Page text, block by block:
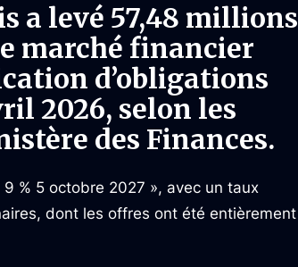
a levé 57,48 millions
marché financier
d’obligations
2026, selon les
des Finances.
% 5 octobre 2027 », avec un taux
dont les offres ont été entièrement